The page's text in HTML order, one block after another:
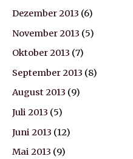
Dezember 2013 (6)
November 2013 (5)
Oktober 2013 (7)
September 2013 (8)
August 2013 (9)
Juli 2013 (5)
Juni 2013 (12)
Mai 2013 (9)